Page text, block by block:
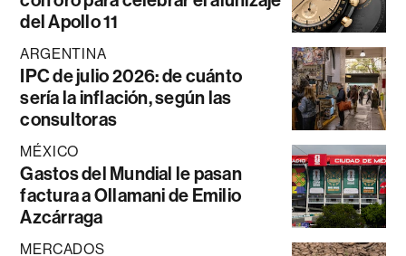
del Apollo 11
ARGENTINA
IPC de julio 2026: de cuánto
sería la inflación, según las
consultoras
MÉXICO
Gastos del Mundial le pasan
factura a Ollamani de Emilio
Azcárraga
MERCADOS